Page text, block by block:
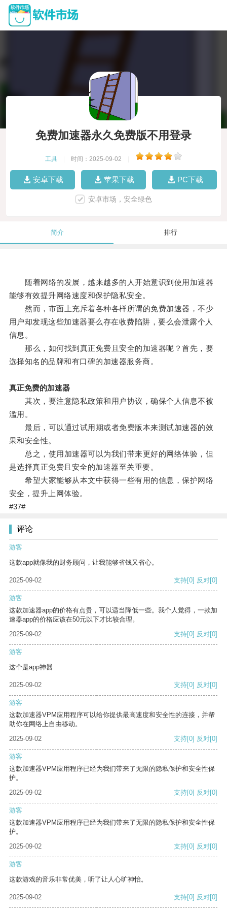
免费加速器永久免费版不用登录
工具 时间：2025-09-02
安卓下载 苹果下载 PC下载
安卓市场，安全绿色
简介 排行
随着网络的发展，越来越多的人开始意识到使用加速器
能够有效提升网络速度和保护隐私安全。
然而，市面上充斥着各种各样所谓的免费加速器，不少
用户却发现这些加速器要么存在收费陷阱，要么会泄露个人
信息。
那么，如何找到真正免费且安全的加速器呢？首先，要
选择知名的品牌和有口碑的加速器服务商。
真正免费的加速器
其次，要注意隐私政策和用户协议，确保个人信息不被
滥用。
最后，可以通过试用期或者免费版本来测试加速器的效
果和安全性。
总之，使用加速器可以为我们带来更好的网络体验，但
是选择真正免费且安全的加速器至关重要。
希望大家能够从本文中获得一些有用的信息，保护网络
安全，提升上网体验。
#37#
评论
游客
这款app就像我的财务顾问，让我能够省钱又省心。
2025-09-02 支持[0] 反对[0]
游客
这款加速器app的价格有点贵，可以适当降低一些。我个人觉得，一款加
速器app的价格应该在50元以下才比较合理。
2025-09-02
支持[0] 反对[0]
游客
这个是app神器
2025-09-02 支持[0] 反对[0]
游客
这款加速器VPM应用程序可以给你提供最高速度和安全性的连接，并帮
助你在网络上自由移动。
2025-09-02
支持[0] 反对[0]
游客
这款加速器VPM应用程序已经为我们带来了无限的隐私保护和安全性保
护。
2025-09-02
支持[0] 反对[0]
游客
这款加速器VPM应用程序已经为我们带来了无限的隐私保护和安全性保
护。
2025-09-02
支持[0] 反对[0]
游客
这款游戏的音乐非常优美，听了让人心旷神怡。
2025-09-02 支持[0] 反对[0]